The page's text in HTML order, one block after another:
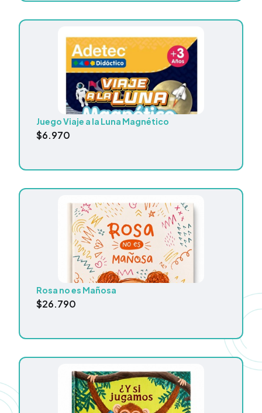
Juego Viaje a la Luna Magnético
$6.970
Rosa no es Mañosa
$26.790